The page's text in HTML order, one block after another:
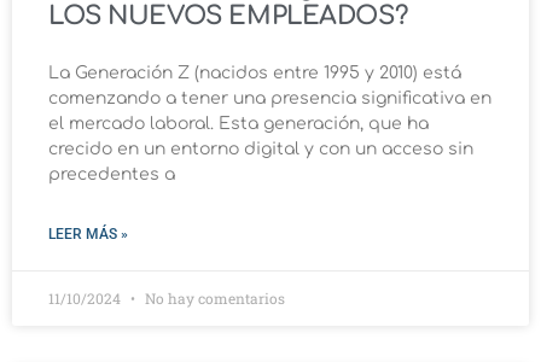
LOS NUEVOS EMPLEADOS?
La Generación Z (nacidos entre 1995 y 2010) está
comenzando a tener una presencia significativa en
el mercado laboral. Esta generación, que ha
crecido en un entorno digital y con un acceso sin
precedentes a
LEER MÁS »
11/10/2024 No hay comentarios